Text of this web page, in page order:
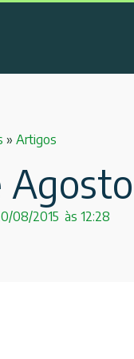
» Artigos
08/2015 às 12:28